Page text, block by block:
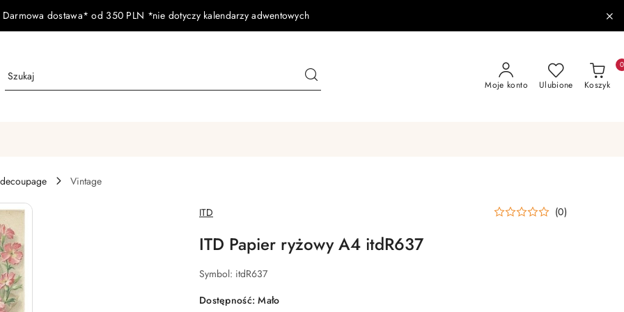
Darmowa dostawa* od 350 PLN *nie dotyczy kalendarzy adwentowych
Moje konto Ulubione Koszyk
0
Vintage
NAZWA
PRODUCENTA:
ITD (0)
ITD Papier ryżowy A4 itdR637
Symbol: itdR637
Dostępność:Mało